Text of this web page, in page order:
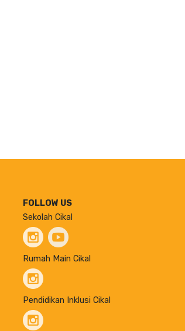
FOLLOW US
Sekolah Cikal
Rumah Main Cikal
Pendidikan Inklusi Cikal